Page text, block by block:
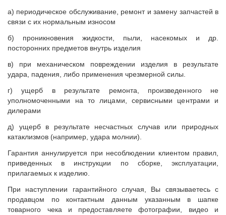
а) периодическое обслуживание, ремонт и замену запчастей в
связи с их нормальным износом
б) проникновения жидкости, пыли, насекомых и др.
посторонних предметов внутрь изделия
в) при механическом повреждении изделия в результате
удара, падения, либо применения чрезмерной силы.
г) ущерб в результате ремонта, произведенного не
уполномоченными на то лицами, сервисными центрами и
дилерами
д) ущерб в результате несчастных случав или природных
катаклизмов (например, удара молнии).
Гарантия аннулируется при несоблюдении клиентом правил,
приведенных в инструкции по сборке, эксплуатации,
прилагаемых к изделию.
При наступлении гарантийного случая, Вы связываетесь с
продавцом по контактным данным указанным в шапке
товарного чека и предоставляете фотографии, видео и